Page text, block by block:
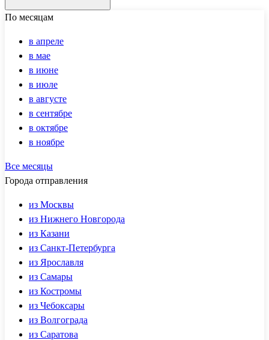
По месяцам
в апреле
в мае
в июне
в июле
в августе
в сентябре
в октябре
в ноябре
Все месяцы
Города отправления
из Москвы
из Нижнего Новгорода
из Казани
из Санкт-Петербурга
из Ярославля
из Самары
из Костромы
из Чебоксары
из Волгограда
из Саратова